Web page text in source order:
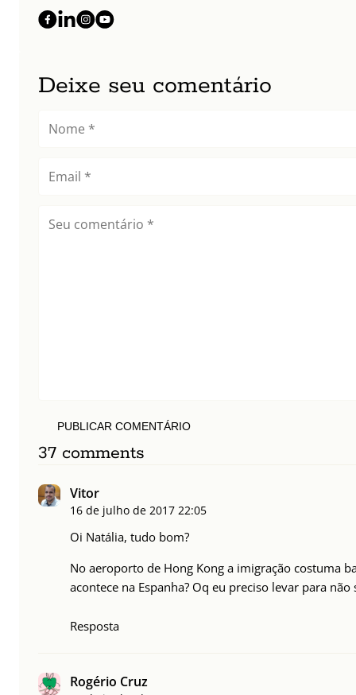
Deixe seu comentário
PUBLICAR COMENTÁRIO
37 comments
Vitor
16 de julho de 2017 22:05
Oi Natália, tudo bom?
No aeroporto de Hong Kong a imigração costuma
acontece na Espanha? Oq eu preciso levar para não
Resposta
Rogério Cruz